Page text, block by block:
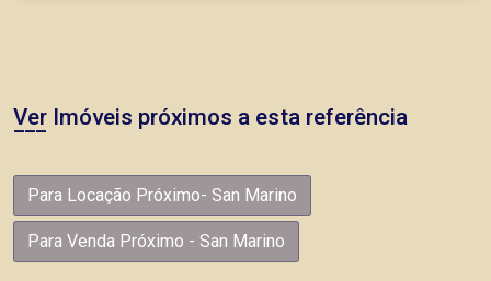
Ver Imóveis próximos a esta referência
Para Locação Próximo- San Marino
Para Venda Próximo - San Marino